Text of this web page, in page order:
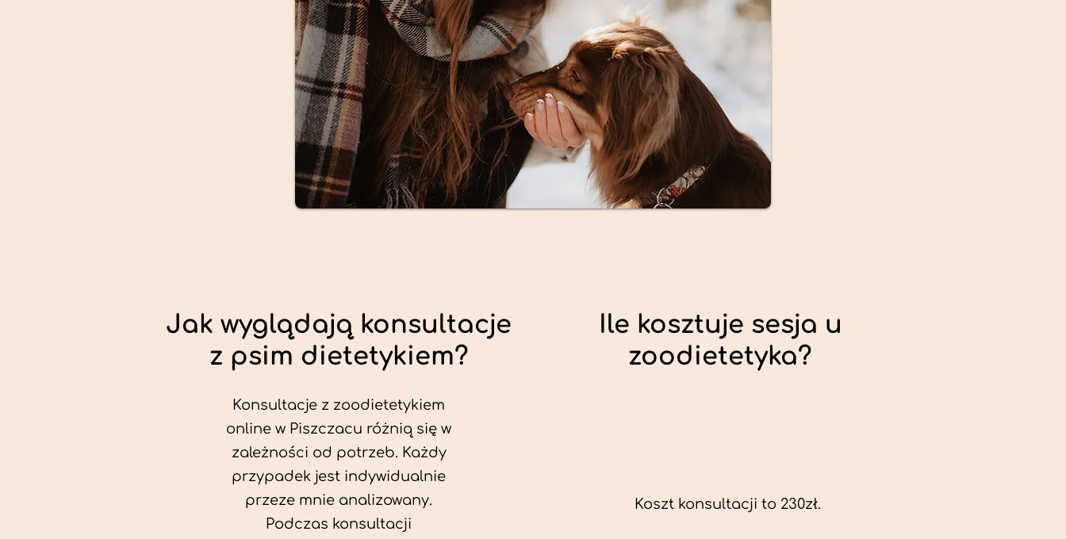
Jak wyglądają konsultacje
z psim dietetykiem?
Konsultacje z zoodietetykiem
online w Piszczacu różnią się w
zależności od potrzeb. Każdy
przypadek jest indywidualnie
przeze mnie analizowany.
Podczas konsultacji
Ile kosztuje sesja u
zoodietetyka?
Koszt konsultacji to 230zł.